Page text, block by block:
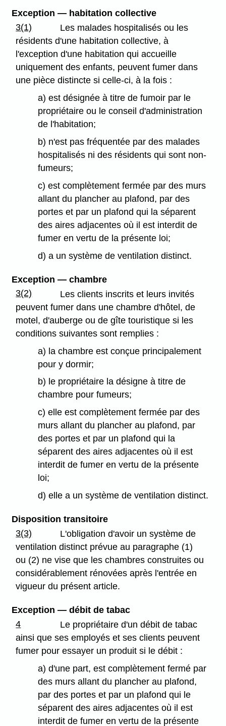
Exception — habitation collective
3(1)
Les malades hospitalisés ou les
résidents d'une habitation collective, à
l'exception d'une habitation qui accueille
uniquement des enfants, peuvent fumer dans
une pièce distincte si celle-ci, à la fois :
a) est désignée à titre de fumoir par le
propriétaire ou le conseil d'administration
de l'habitation;
b) n'est pas fréquentée par des malades
hospitalisés ni des résidents qui sont non-
fumeurs;
c) est complètement fermée par des murs
allant du plancher au plafond, par des
portes et par un plafond qui la séparent
des aires adjacentes où il est interdit de
fumer en vertu de la présente loi;
d) a un système de ventilation distinct.
Exception — chambre
3(2)
Les clients inscrits et leurs invités
peuvent fumer dans une chambre d'hôtel, de
motel, d'auberge ou de gîte touristique si les
conditions suivantes sont remplies :
a) la chambre est conçue principalement
pour y dormir;
b) le propriétaire la désigne à titre de
chambre pour fumeurs;
c) elle est complètement fermée par des
murs allant du plancher au plafond, par
des portes et par un plafond qui la
séparent des aires adjacentes où il est
interdit de fumer en vertu de la présente
loi;
d) elle a un système de ventilation distinct.
Disposition transitoire
3(3)
L'obligation d'avoir un système de
ventilation distinct prévue au paragraphe (1)
ou (2) ne vise que les chambres construites ou
considérablement rénovées après l'entrée en
vigueur du présent article.
Exception — débit de tabac
4
Le propriétaire d'un débit de tabac
ainsi que ses employés et ses clients peuvent
fumer pour essayer un produit si le débit :
a) d'une part, est complètement fermé par
des murs allant du plancher au plafond,
par des portes et par un plafond qui le
séparent des aires adjacentes où il est
interdit de fumer en vertu de la présente